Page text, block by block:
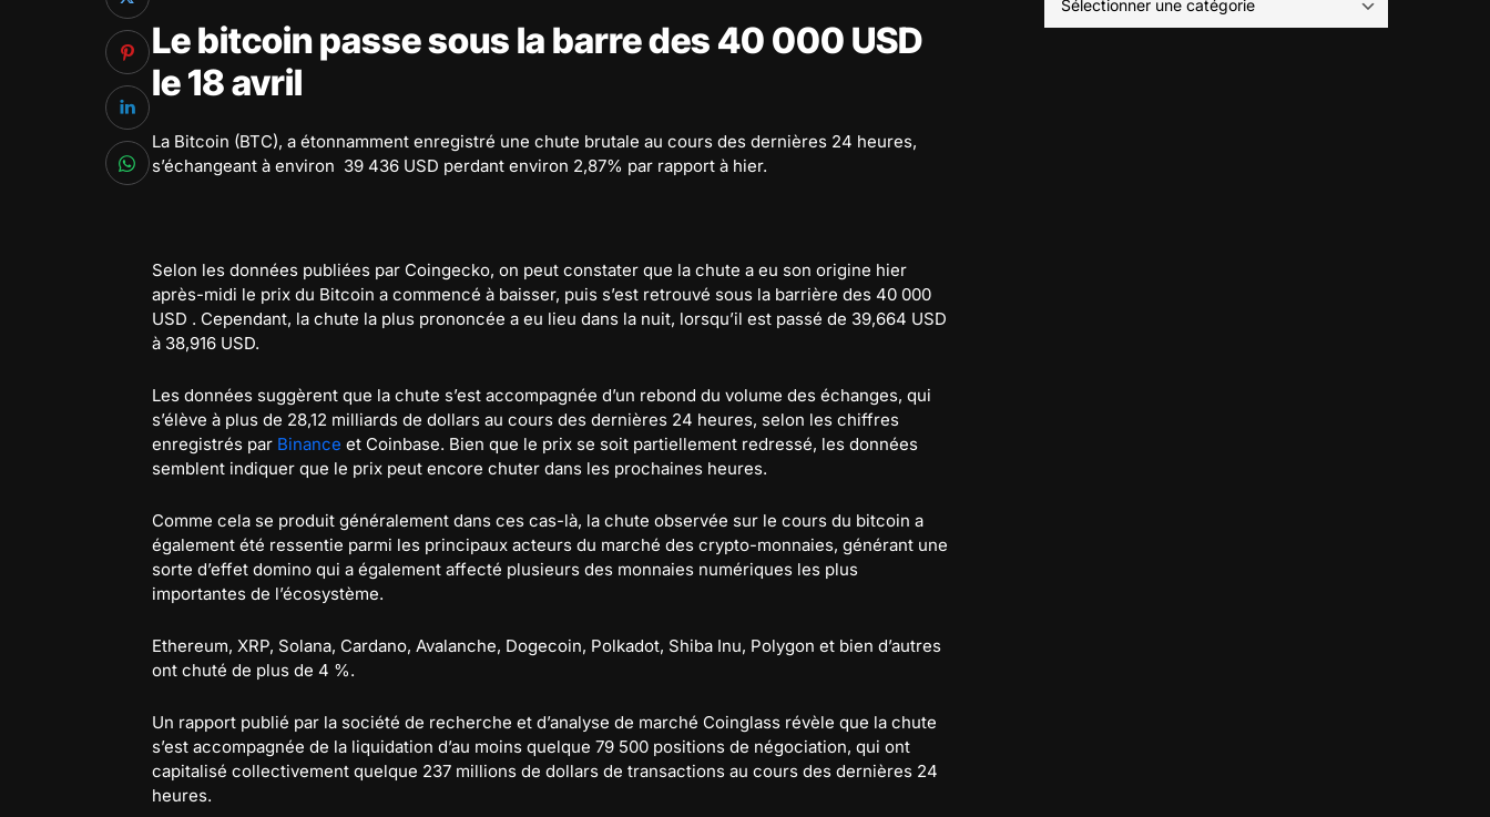
Le bitcoin passe sous la barre des 40 000 USD
le 18 avril
La Bitcoin (BTC), a étonnamment enregistré une chute brutale au cours des dernières 24 heures,
s’échangeant à environ 39 436 USD perdant environ 2,87% par rapport à hier.
Selon les données publiées par Coingecko, on peut constater que la chute a eu son origine hier
après-midi le prix du Bitcoin a commencé à baisser, puis s’est retrouvé sous la barrière des 40 000
USD . Cependant, la chute la plus prononcée a eu lieu dans la nuit, lorsqu’il est passé de 39,664 USD
à 38,916 USD.
Les données suggèrent que la chute s’est accompagnée d’un rebond du volume des échanges, qui
s’élève à plus de 28,12 milliards de dollars au cours des dernières 24 heures, selon les chiffres
enregistrés par Binance et Coinbase. Bien que le prix se soit partiellement redressé, les données
semblent indiquer que le prix peut encore chuter dans les prochaines heures.
Comme cela se produit généralement dans ces cas-là, la chute observée sur le cours du bitcoin a
également été ressentie parmi les principaux acteurs du marché des crypto-monnaies, générant une
sorte d’effet domino qui a également affecté plusieurs des monnaies numériques les plus
importantes de l’écosystème.
Ethereum, XRP, Solana, Cardano, Avalanche, Dogecoin, Polkadot, Shiba Inu, Polygon et bien d’autres
ont chuté de plus de 4 %.
Un rapport publié par la société de recherche et d’analyse de marché Coinglass révèle que la chute
s’est accompagnée de la liquidation d’au moins quelque 79 500 positions de négociation, qui ont
capitalisé collectivement quelque 237 millions de dollars de transactions au cours des dernières 24
heures.